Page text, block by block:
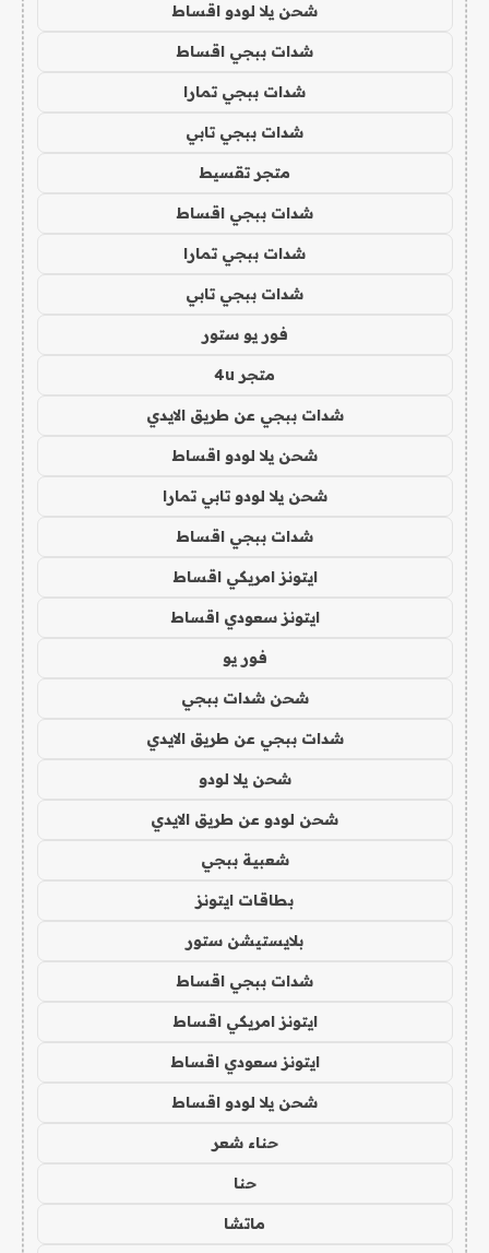
شحن يلا لودو اقساط
شدات ببجي اقساط
شدات ببجي تمارا
شدات ببجي تابي
متجر تقسيط
شدات ببجي اقساط
شدات ببجي تمارا
شدات ببجي تابي
فور يو ستور
متجر 4u
شدات ببجي عن طريق الايدي
شحن يلا لودو اقساط
شحن يلا لودو تابي تمارا
شدات ببجي اقساط
ايتونز امريكي اقساط
ايتونز سعودي اقساط
فور يو
شحن شدات ببجي
شدات ببجي عن طريق الايدي
شحن يلا لودو
شحن لودو عن طريق الايدي
شعبية ببجي
بطاقات ايتونز
بلايستيشن ستور
شدات ببجي اقساط
ايتونز امريكي اقساط
ايتونز سعودي اقساط
شحن يلا لودو اقساط
حناء شعر
حنا
ماتشا